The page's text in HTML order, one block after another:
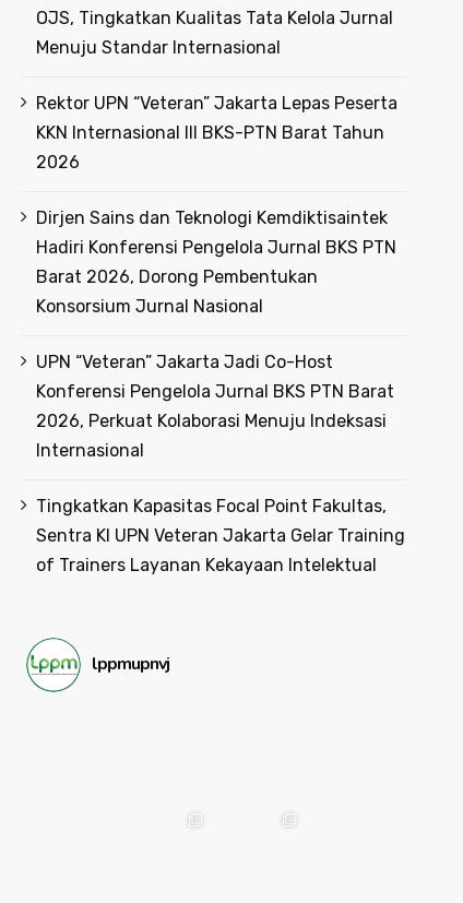
OJS, Tingkatkan Kualitas Tata Kelola Jurnal
Menuju Standar Internasional
Rektor UPN “Veteran” Jakarta Lepas Peserta
KKN Internasional III BKS-PTN Barat Tahun
2026
Dirjen Sains dan Teknologi Kemdiktisaintek
Hadiri Konferensi Pengelola Jurnal BKS PTN
Barat 2026, Dorong Pembentukan
Konsorsium Jurnal Nasional
UPN “Veteran” Jakarta Jadi Co-Host
Konferensi Pengelola Jurnal BKS PTN Barat
2026, Perkuat Kolaborasi Menuju Indeksasi
Internasional
Tingkatkan Kapasitas Focal Point Fakultas,
Sentra KI UPN Veteran Jakarta Gelar Training
of Trainers Layanan Kekayaan Intelektual
lppmupnvj